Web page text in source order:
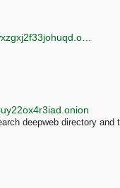
deepweb directory